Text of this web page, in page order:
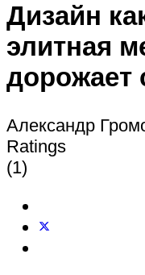
Дизайн
элитная
дорожает
Александр
Ratings
(1)